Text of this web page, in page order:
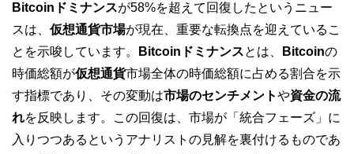
Bitcoinドミナンスが58%を超えて回復したというニュー
スは、 仮想通貨市場が現在、重要な転換点を迎えているこ
とを示唆しています。
Bitcoinドミナンスとは、 Bitcoinの
時価総額が仮想通貨市場全体の時価総額に占める割合を示
す指標であり、その変動は市場のセンチメントや資金の流
れを反映します。この回復は、市場が「統合フェーズ」に
入りつつあるというアナリストの見解を裏付けるものであ